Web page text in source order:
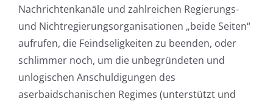
Nachrichtenkanäle und zahlreichen Regierungs-
und Nichtregierungsorganisationen „beide Seiten“
aufrufen, die Feindseligkeiten zu beenden, oder
schlimmer noch, um die unbegründeten und
unlogischen Anschuldigungen des
aserbaidschanischen Regimes (unterstützt und